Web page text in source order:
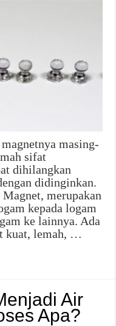
masing-
sifat
dihilangkan
didinginkan.
merupakan
kepada logam
ke lainnya. Ada
kuat, lemah, …
Air
Apa?